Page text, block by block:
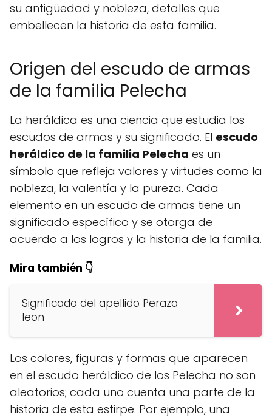
su antigüedad y nobleza, detalles que
embellecen la historia de esta familia.
Origen del escudo de armas
de la familia Pelecha
La heráldica es una ciencia que estudia los
escudos de armas y su significado. El escudo
heráldico de la familia Pelecha es un
símbolo que refleja valores y virtudes como la
nobleza, la valentía y la pureza. Cada
elemento en un escudo de armas tiene un
significado específico y se otorga de
acuerdo a los logros y la historia de la familia.
Mira también 👇
Significado del apellido Peraza
leon
Los colores, figuras y formas que aparecen
en el escudo heráldico de los Pelecha no son
aleatorios; cada uno cuenta una parte de la
historia de esta estirpe. Por ejemplo, una